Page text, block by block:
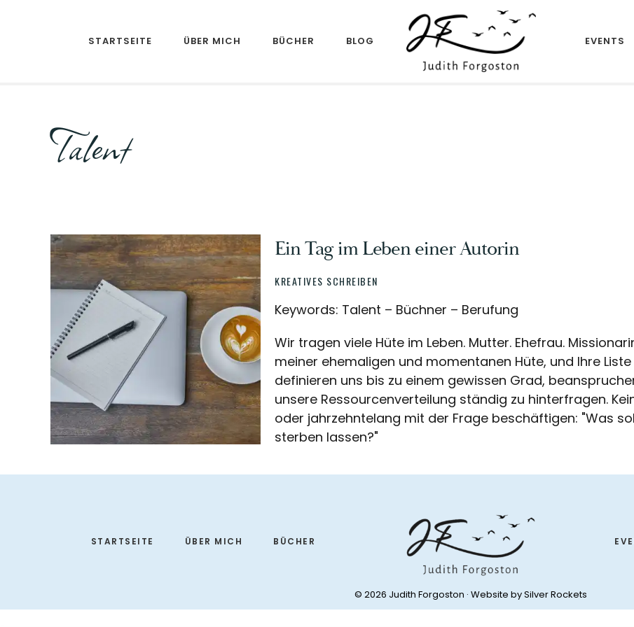
STARTSEITE ÜBER MICH BÜCHER BLOG EVENTS
Talent
Ein Tag im Leben einer Autorin
KREATIVES SCHREIBEN
Keywords: Talent – Büchner – Berufung
Wir tragen viele Hüte im Leben. Mutter. Ehefrau.
meiner ehemaligen und momentanen Hüte, und Ihre
definieren uns bis zu einem gewissen Grad,
unsere Ressourcenverteilung ständig zu hinterfragen.
oder jahrzehntelang mit der Frage beschäftigen: "Was
sterben lassen?"
STARTSEITE ÜBER MICH BÜCHER
© 2026 Judith Forgoston · Website bySilver Rockets